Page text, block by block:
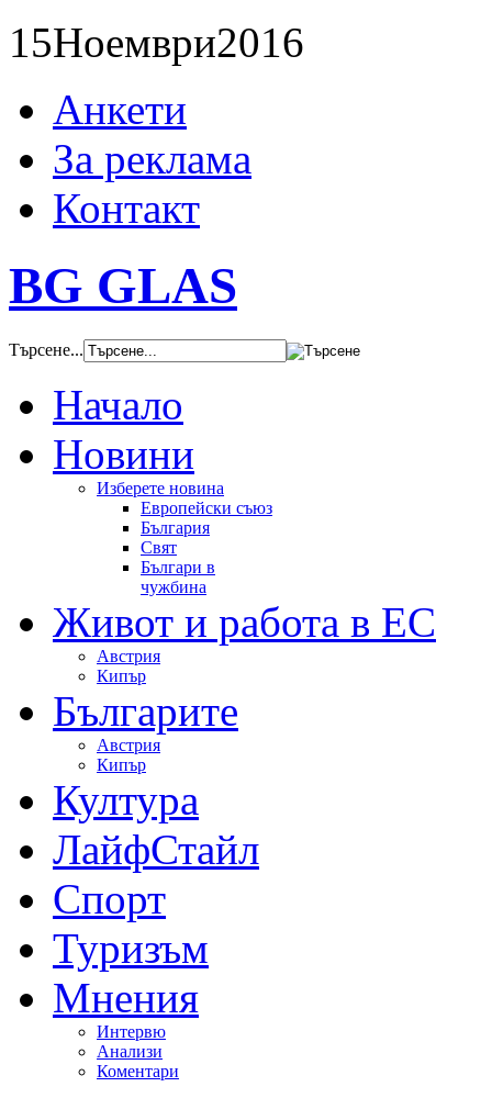
15Ноември2016
Анкети
За реклама
Контакт
BG GLAS
Търсене...
Начало
Новини
Изберете новина
Европейски съюз
България
Свят
Българи в
чужбина
Живот и работа в ЕС
Австрия
Кипър
Българите
Австрия
Кипър
Култура
ЛайфСтайл
Спорт
Туризъм
Мнения
Интервю
Анализи
Коментари